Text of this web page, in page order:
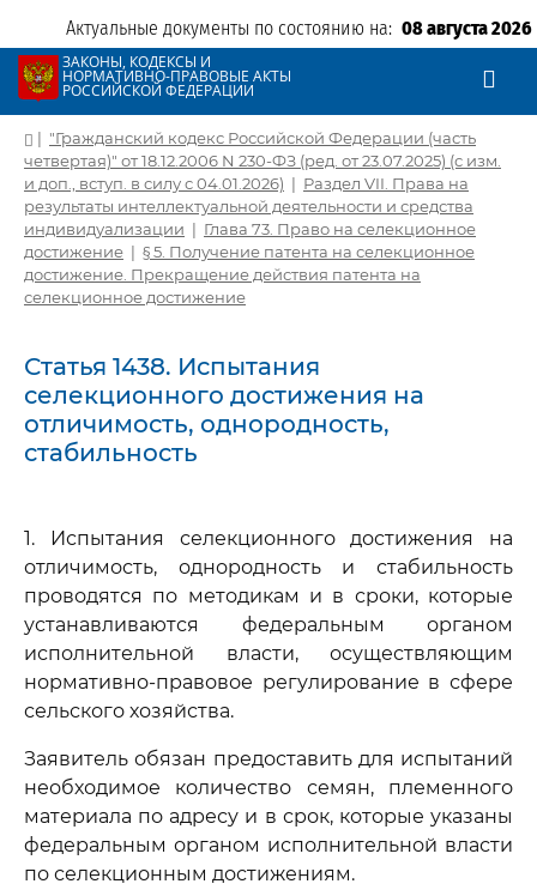
Актуальные документы по состоянию на: 08 августа 2026
ЗАКОНЫ, КОДЕКСЫ И
НОРМАТИВНО-ПРАВОВЫЕ АКТЫ
РОССИЙСКОЙ ФЕДЕРАЦИИ
| "Гражданский кодекс Российской Федерации (часть
четвертая)" от 18.12.2006 N 230-ФЗ (ред. от 23.07.2025) (с изм.
и доп., вступ. в силу с 04.01.2026) | Раздел VII. Права на
результаты интеллектуальной деятельности и средства
индивидуализации | Глава 73. Право на селекционное
достижение | § 5. Получение патента на селекционное
достижение. Прекращение действия патента на
селекционное достижение
Статья 1438. Испытания
селекционного достижения на
отличимость, однородность,
стабильность
1. Испытания селекционного достижения на
отличимость, однородность и стабильность
проводятся по методикам и в сроки, которые
устанавливаются федеральным органом
исполнительной власти, осуществляющим
нормативно-правовое регулирование в сфере
сельского хозяйства.
Заявитель обязан предоставить для испытаний
необходимое количество семян, племенного
материала по адресу и в срок, которые указаны
федеральным органом исполнительной власти
по селекционным достижениям.